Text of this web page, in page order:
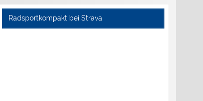
Radsportkompakt bei Strava